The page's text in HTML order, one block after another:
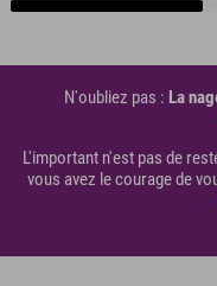
N'oubliez pas : La
L'important n'est pas de
vous avez le courage de